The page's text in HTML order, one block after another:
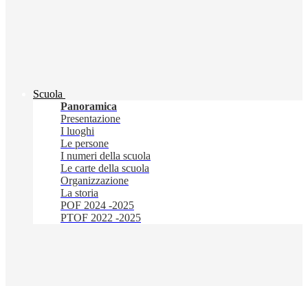
Scuola
Panoramica
Presentazione
I luoghi
Le persone
I numeri della scuola
Le carte della scuola
Organizzazione
La storia
POF 2024 -2025
PTOF 2022 -2025